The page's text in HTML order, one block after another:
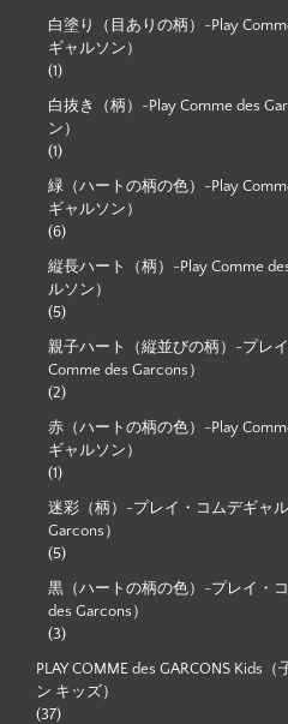
白塗り（目ありの柄）-Play
ギャルソン）
(1)
白抜き（柄）-Play Comme des
ン）
(1)
緑（ハートの柄の色）-Play
ギャルソン）
(6)
縦長ハート（柄）-Play Comme
ルソン）
(5)
親子ハート（縦並びの柄）-プレ
Comme des Garcons）
(2)
赤（ハートの柄の色）-Play
ギャルソン）
(1)
迷彩（柄）-プレイ・コムデギャ
Garcons）
(5)
黒（ハートの柄の色）-プレイ・
des Garcons）
(3)
PLAY COMME des GARCONS Kids
ン キッズ）
(37)